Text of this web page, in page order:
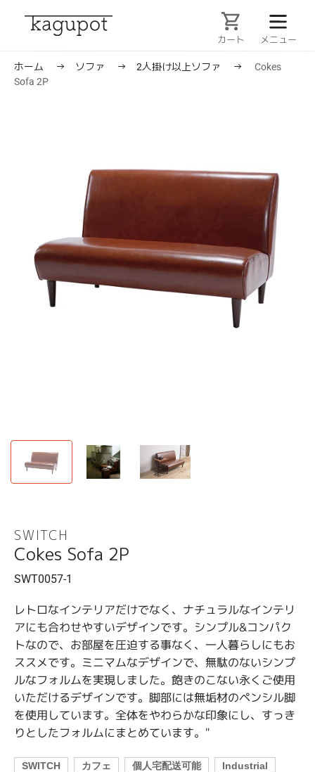
カート
ホーム → ソファ → 2人掛け以上ソファ →
Cokes
Sofa 2P
SWITCH
Cokes Sofa 2P
SWT0057-1
レトロなインテリアだけでなく、ナチュラルなインテリ
アにも合わせやすいデザインです。シンプル&コンパク
トなので、お部屋を圧迫する事なく、一人暮らしにもお
ススメです。ミニマムなデザインで、無駄のないシンプ
ルなフォルムを実現しました。飽きのこない永くご使用
いただけるデザインです。脚部には無垢材のペンシル脚
を使用しています。全体をやわらかな印象にし、すっき
りとしたフォルムにまとめています。"
SWITCH カフェ 個人宅配送可能
Industrial